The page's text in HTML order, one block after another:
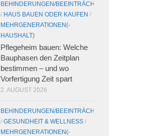
BEHINDERUNGEN/BEEINTRÄCHTIGUNGEN
/ HAUS BAUEN ODER KAUFEN /
MEHRGENERATIONEN(-
HAUSHALT)
Pflegeheim bauen: Welche
Bauphasen den Zeitplan
bestimmen – und wo
Vorfertigung Zeit spart
2. AUGUST 2026
BEHINDERUNGEN/BEEINTRÄCHTIGUNGEN
/ GESUNDHEIT & WELLNESS /
MEHRGENERATIONEN(-